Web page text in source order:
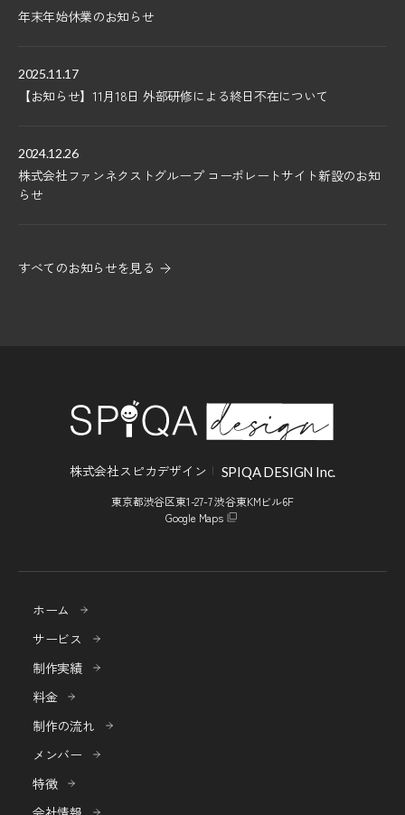
年末年始休業のお知らせ
2025.11.17
【お知らせ】11月18日 外部研修による終日不在について
2024.12.26
株式会社ファンネクストグループ コーポレートサイト新設のお知
らせ
すべてのお知らせを見る
株式会社スピカデザイン SPIQA DESIGN Inc.
東京都渋谷区東1-27-7 渋谷東KMビル6F
Google Maps
ホーム
サービス
制作実績
料金
制作の流れ
メンバー
特徴